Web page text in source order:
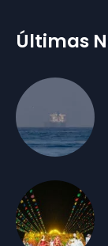
Últimas